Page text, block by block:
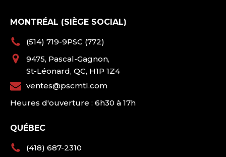
MONTRÉAL (SIÈGE SOCIAL)
(514) 719-9PSC (772)
9475, Pascal-Gagnon,
St-Léonard, QC, H1P 1Z4
ventes@pscmtl.com
Heures d'ouverture : 6h30 à 17h
QUÉBEC
(418) 687-2310